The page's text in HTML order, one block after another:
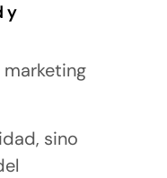
y
marketing
sino